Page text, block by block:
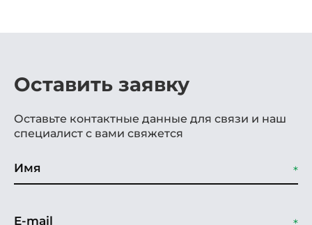
Оставить заявку
Оставьте контактные данные для связи и наш
специалист с вами свяжется